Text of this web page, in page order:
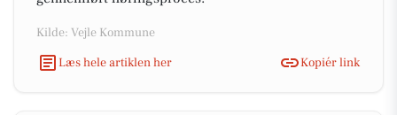
Kilde: Vejle Kommune
Læs hele artiklen her
Kopiér link